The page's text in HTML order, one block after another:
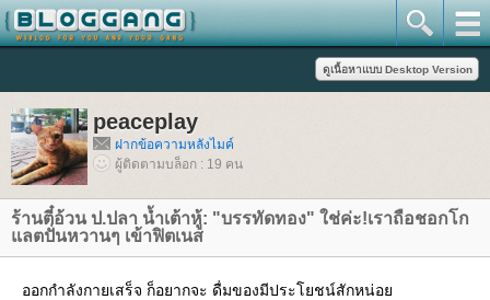
peaceplay
ฝากข้อความหลังไมค์
ผู้ติดตามบล็อก : 19 คน
ร้านตี๋อ้วน ป.ปลา น้ำเต้าหู้: "บรรทัดทอง" ใช่ค่ะ!เราถือชอกโก
ลตปั่นหวานๆ เข้าฟิตเนส
ออกกำลังกายเสร็จ ก็อยากจะ ดื่มของมีประโยชน์สักหน่อ